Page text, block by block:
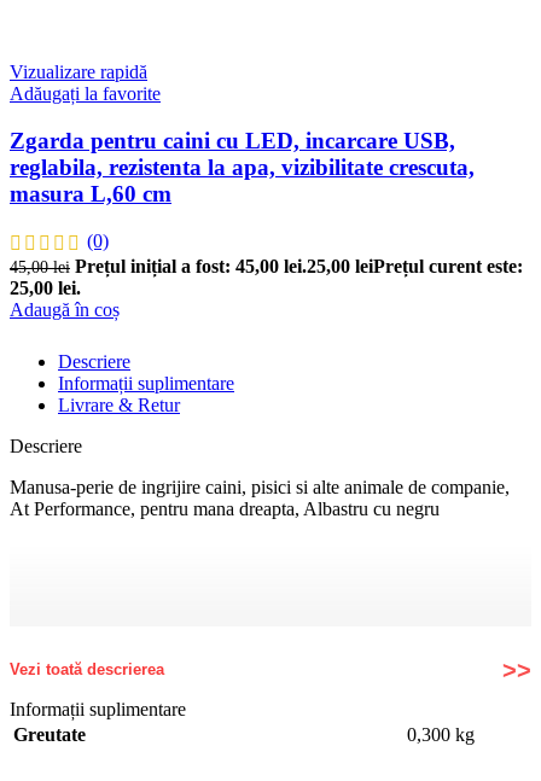
Vizualizare rapidă
Adăugați la favorite
Zgarda pentru caini cu LED, incarcare USB,
reglabila, rezistenta la apa, vizibilitate crescuta,
masura L,60 cm
(0)
45,00lei Prețul inițial a fost: 45,00 lei.25,00 leiPrețul curent este:
25,00 lei.
Adaugă în coș
Descriere
Informații suplimentare
Livrare & Retur
Descriere
Manusa-perie de ingrijire caini, pisici si alte animale de companie,
At Performance, pentru mana dreapta, Albastru cu negru
Vezi toată descrierea
Informații suplimentare
Greutate
0,300 kg